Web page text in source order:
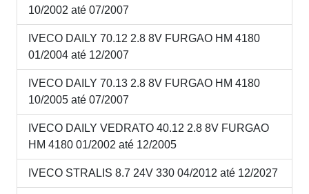
10/2002 até 07/2007
IVECO DAILY 70.12 2.8 8V FURGAO HM 4180
01/2004 até 12/2007
IVECO DAILY 70.13 2.8 8V FURGAO HM 4180
10/2005 até 07/2007
IVECO DAILY VEDRATO 40.12 2.8 8V FURGAO
HM 4180 01/2002 até 12/2005
IVECO STRALIS 8.7 24V 330 04/2012 até 12/2027